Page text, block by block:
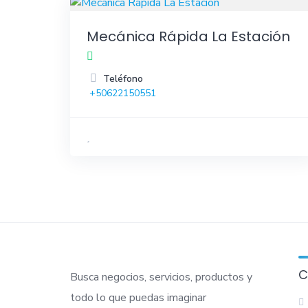
Mecánica Rápida La Estación
Teléfono
+50622150551
Busca negocios, servicios, productos y
todo lo que puedas imaginar